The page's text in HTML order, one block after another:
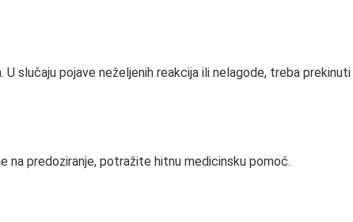
U slučaju pojave neželjenih reakcija ili nelagode, treba
na predoziranje, potražite hitnu medicinsku pomoć.